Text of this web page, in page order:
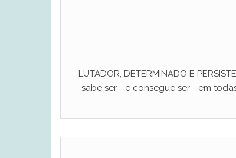
LUTADOR, DETERMINADO E
sabe ser - e consegue ser - em